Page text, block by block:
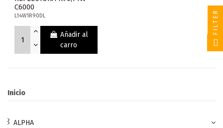
C6000
L14W1R90DL
Añadir al
carro
Inicio
ALPHA
FILTER